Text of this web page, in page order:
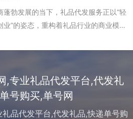
蓬勃发展的当下，礼品代发服务正以“轻
业”的姿态，重构着礼品行业的商业模
选择靠谱的礼品代发平台，不仅能规避
,专业礼品代发平台,代发礼
号购买,单号网
品代发平台,代发礼品,快递单号购